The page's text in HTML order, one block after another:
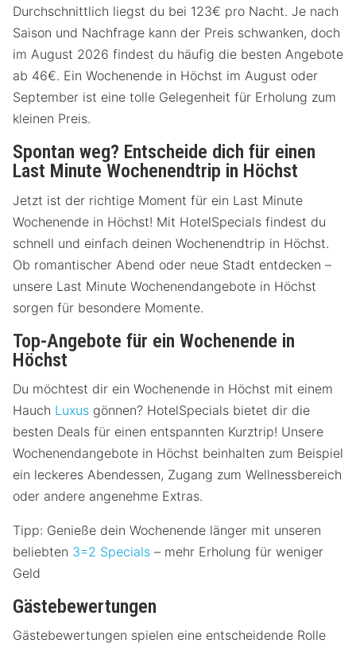
Durchschnittlich liegst du bei 123€ pro Nacht. Je nach
Saison und Nachfrage kann der Preis schwanken, doch
im August 2026 findest du häufig die besten Angebote
ab 46€. Ein Wochenende in Höchst im August oder
September ist eine tolle Gelegenheit für Erholung zum
kleinen Preis.
Spontan weg? Entscheide dich für einen
Last Minute Wochenendtrip in Höchst
Jetzt ist der richtige Moment für ein Last Minute
Wochenende in Höchst! Mit HotelSpecials findest du
schnell und einfach deinen Wochenendtrip in Höchst.
Ob romantischer Abend oder neue Stadt entdecken –
unsere Last Minute Wochenendangebote in Höchst
sorgen für besondere Momente.
Top-Angebote für ein Wochenende in
Höchst
Du möchtest dir ein Wochenende in Höchst mit einem
Hauch Luxus gönnen? HotelSpecials bietet dir die
besten Deals für einen entspannten Kurztrip! Unsere
Wochenendangebote in Höchst beinhalten zum Beispiel
ein leckeres Abendessen, Zugang zum Wellnessbereich
oder andere angenehme Extras.
Tipp: Genieße dein Wochenende länger mit unseren
beliebten 3=2 Specials – mehr Erholung für weniger
Geld
Gästebewertungen
Gästebewertungen spielen eine entscheidende Rolle